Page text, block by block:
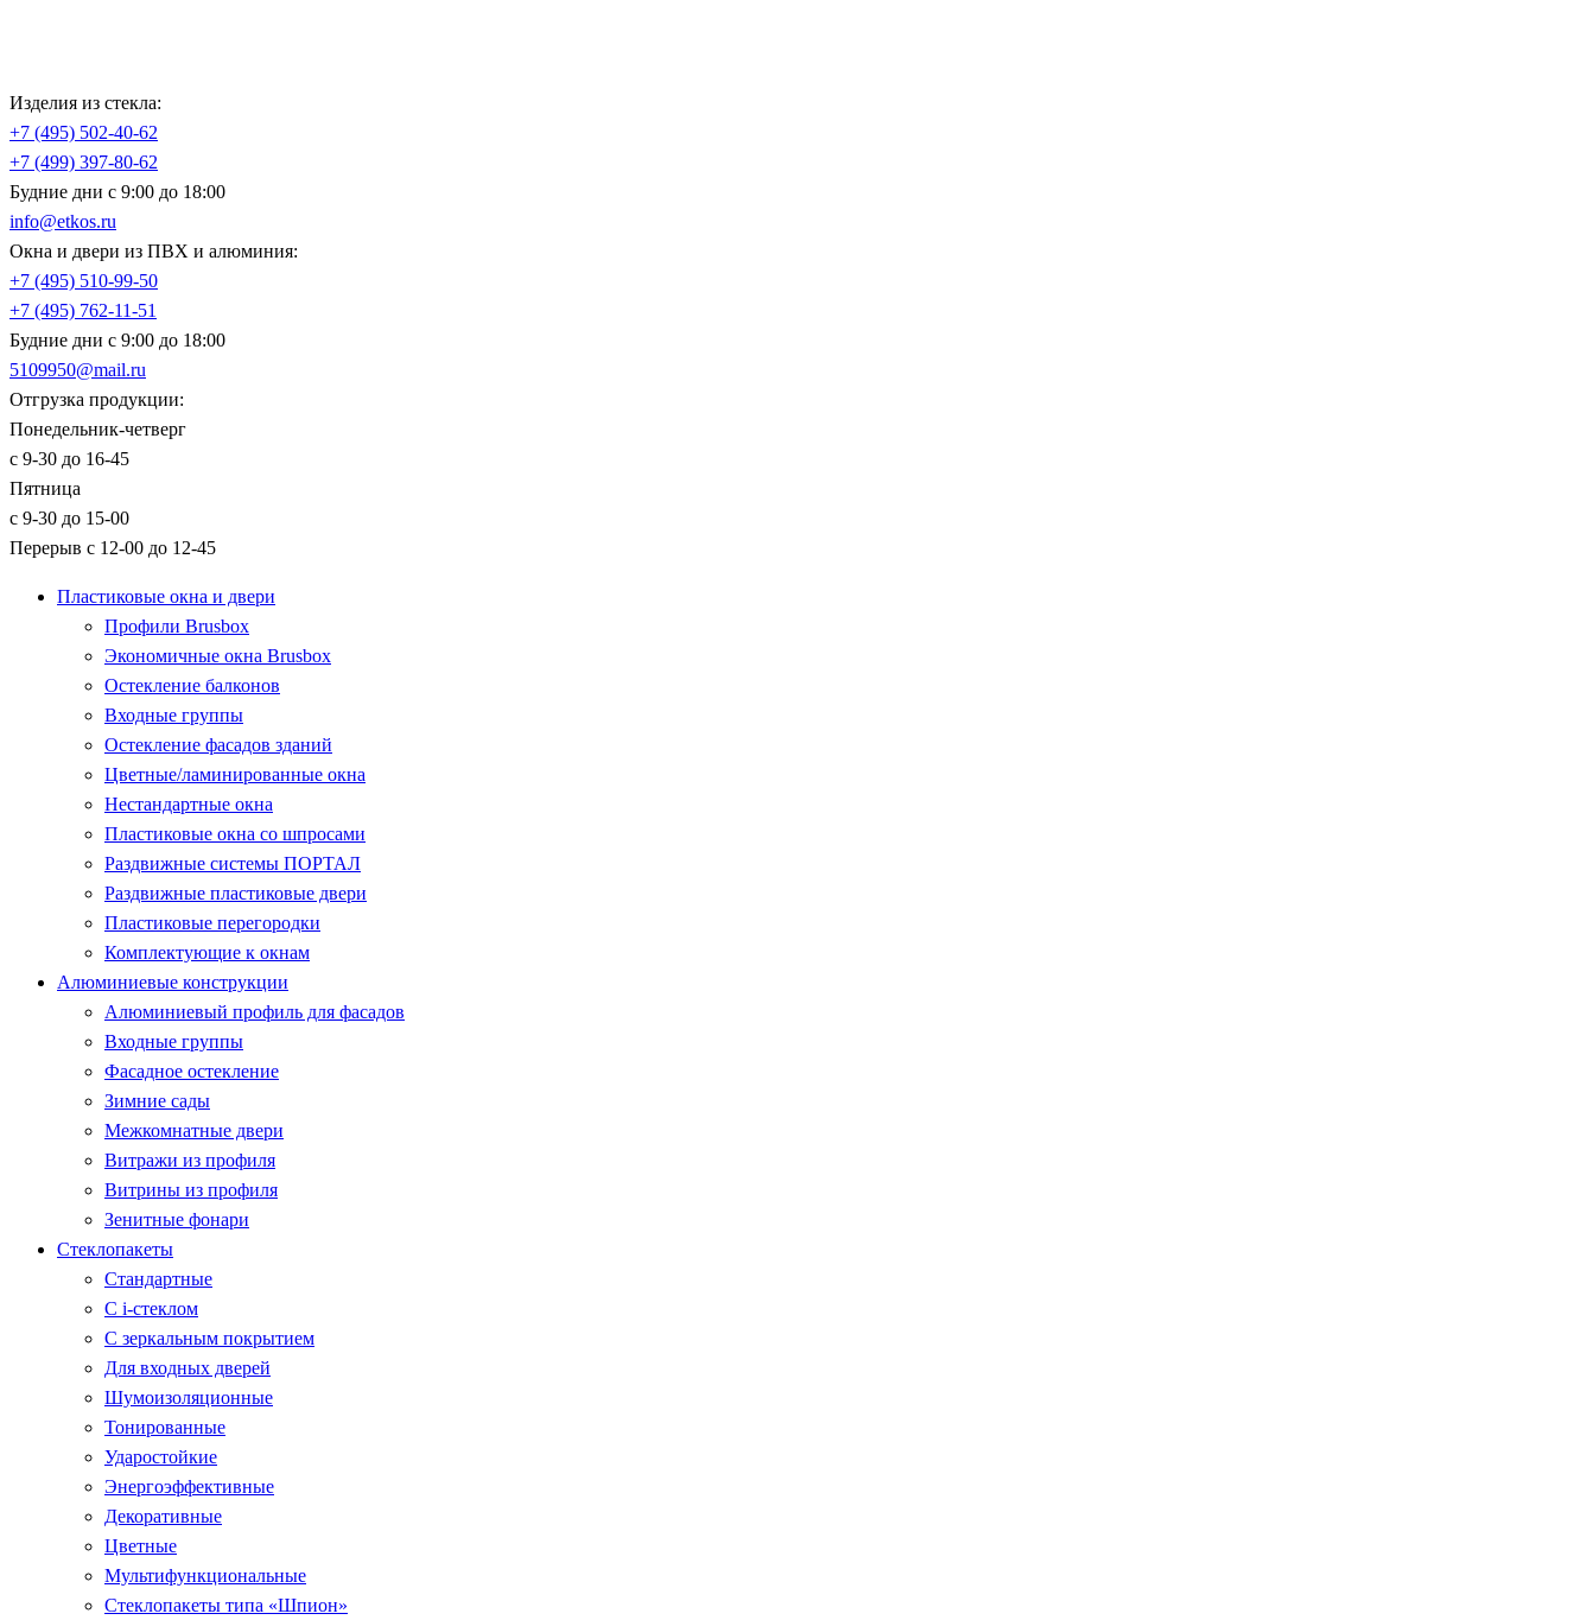
Изделия из стекла:
+7 (495) 502-40-62
+7 (499) 397-80-62
Будние дни с 9:00 до 18:00
info@etkos.ru
Окна и двери из ПВХ и алюминия:
+7 (495) 510-99-50
+7 (495) 762-11-51
Будние дни с 9:00 до 18:00
5109950@mail.ru
Отгрузка продукции:
Понедельник-четверг
с 9-30 до 16-45
Пятница
с 9-30 до 15-00
Перерыв с 12-00 до 12-45
Пластиковые окна и двери
Профили Brusbox
Экономичные окна Brusbox
Остекление балконов
Входные группы
Остекление фасадов зданий
Цветные/ламинированные окна
Нестандартные окна
Пластиковые окна со шпросами
Раздвижные системы ПОРТАЛ
Раздвижные пластиковые двери
Пластиковые перегородки
Комплектующие к окнам
Алюминиевые конструкции
Алюминиевый профиль для фасадов
Входные группы
Фасадное остекление
Зимние сады
Межкомнатные двери
Витражи из профиля
Витрины из профиля
Зенитные фонари
Стеклопакеты
Стандартные
С i-стеклом
С зеркальным покрытием
Для входных дверей
Шумоизоляционные
Тонированные
Ударостойкие
Энергоэффективные
Декоративные
Цветные
Мультифункциональные
Стеклопакеты типа «Шпион»